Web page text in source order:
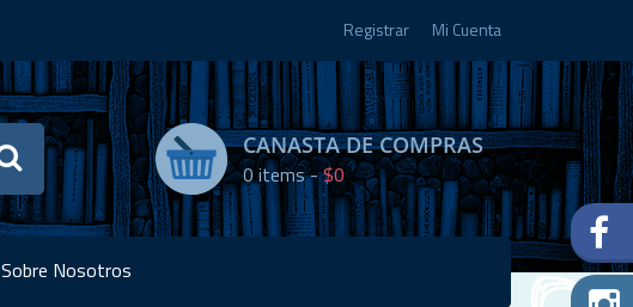
Registrar Mi Cuenta
CANASTA DE COMPRAS
0items -$0
Sobre Nosotros